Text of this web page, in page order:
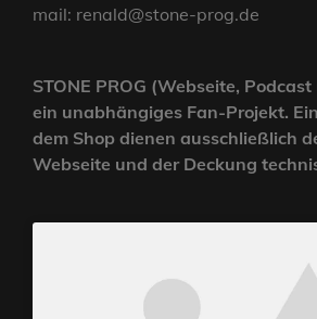
mail: renald@stone-prog.de
STONE PROG (Webseite,
ein unabhängiges Fan-Projekt.
dem Shop dienen ausschließlich
Webseite und der Deckung